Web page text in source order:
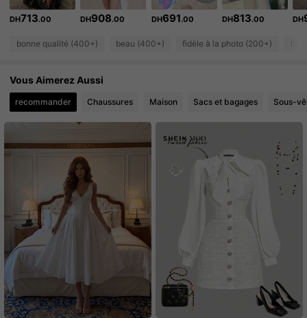
4.91 5.3K Suiveurs
4.91 5.3K Suiveurs
DH713.00 DH908.00 DH691.00 DH813.00 DH
bonne qualité (400+) beau (400+) fidèle à la photo (200+)
Vous Aimerez Aussi
recommander Chaussures Maison Sacs et bagages Sous-